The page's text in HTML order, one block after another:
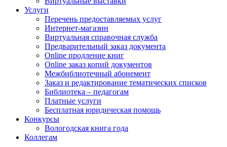
Услуги
Перечень предоставляемых услуг
Интернет-магазин
Виртуальная справочная служба
Предварительный заказ документа
Online продление книг
Online заказ копий документов
Межбиблиотечный абонемент
Заказ и редактирование тематических списков
Библиотека – педагогам
Платные услуги
Бесплатная юридическая помощь
Конкурсы
Вологодская книга года
Коллегам